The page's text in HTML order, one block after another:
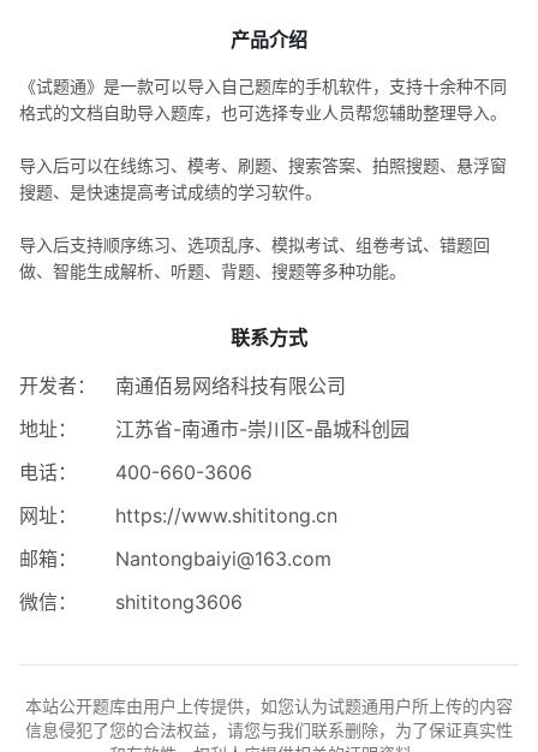
产品介绍
《试题通》是一款可以导入自己题库的手机软件，支持十余种不同
格式的文档自助导入题库，也可选择专业人员帮您辅助整理导入。
导入后可以在线练习、模考、刷题、搜索答案、拍照搜题、悬浮窗
搜题、是快速提高考试成绩的学习软件。
导入后支持顺序练习、选项乱序、模拟考试、组卷考试、错题回
做、智能生成解析、听题、背题、搜题等多种功能。
联系方式
开发者：
南通佰易网络科技有限公司
地址：
江苏省-南通市-崇川区-晶城科创园
电话：
400-660-3606
网址：
https://www.shititong.cn
邮箱：
Nantongbaiyi@163.com
微信：
shititong3606
本站公开题库由用户上传提供，如您认为试题通用户所上传的内容
信息侵犯了您的合法权益，请您与我们联系删除，为了保证真实性